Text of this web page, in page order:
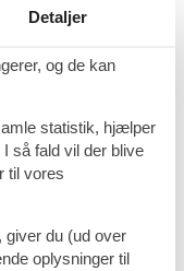
på 54–68
egen gårdhave eller
og allergikere.
om høj standard
med
Detaljer
og de kan
statistik, hjælper
så fald vil der blive
til vores
giver du (ud over
oplysninger til